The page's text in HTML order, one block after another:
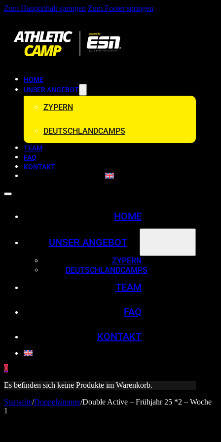
Zum Hauptinhalt springen Zum Footer springen
HOME
UNSER ANGEBOT
ZYPERN
DEUTSCHLANDCAMPS
TEAM
FAQ
KONTAKT
HOME
UNSER ANGEBOT
ZYPERN
DEUTSCHLANDCAMPS
TEAM
FAQ
KONTAKT
0
Es befinden sich keine Produkte im Warenkorb.
Startseite/Doppelzimmer/Double Active – Frühjahr 25 *2 – Woche
1